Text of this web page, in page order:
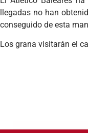
llegadas no han
conseguido de esta
Los grana visitarán el